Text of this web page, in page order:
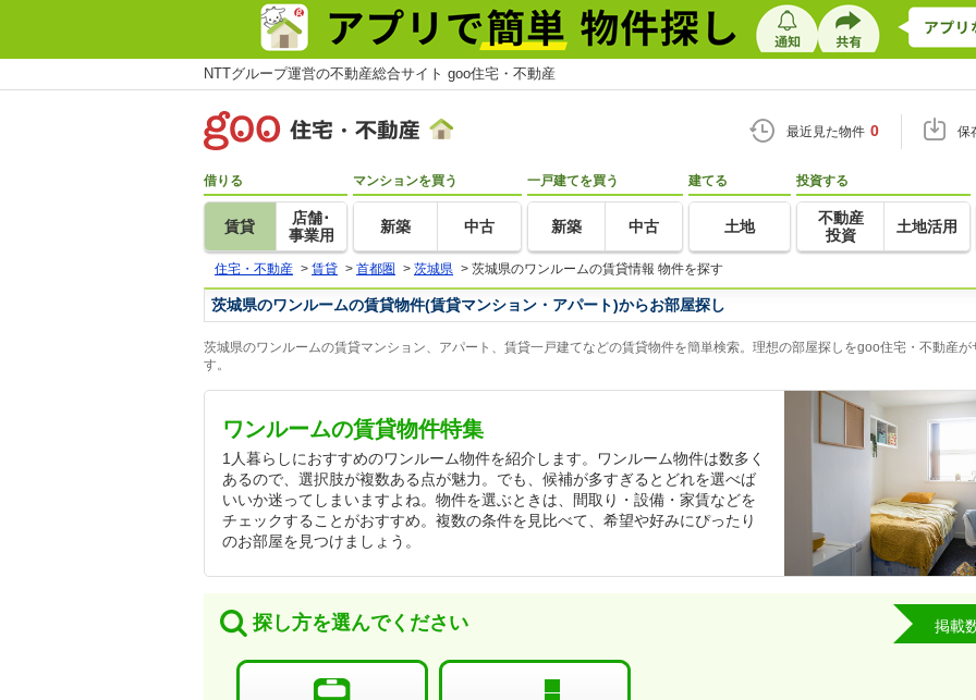
NTTグループ運営の不動産総合サイト goo住宅・不動産
最近見た物件 0 保
借りる
賃貸
店舗･
事業用
マンションを買う
新築 中古
一戸建てを買う
新築 中古
建てる
土地
投資する
不動産
投資
土地活用
住宅・不動産 > 賃貸 > 首都圏 > 茨城県 > 茨城県のワンルームの賃貸情報 物件を探す
茨城県のワンルームの賃貸物件(賃貸マンション・アパート)からお部屋探し
茨城県のワンルームの賃貸マンション、アパート、賃貸一戸建てなどの賃貸物件を簡単検索。理想の部屋探しをgoo住宅・不動産が
す。
ワンルームの賃貸物件特集
1人暮らしにおすすめのワンルーム物件を紹介します。ワンルーム物件は数多く
あるので、選択肢が複数ある点が魅力。でも、候補が多すぎるとどれを選べば
いいか迷ってしまいますよね。物件を選ぶときは、間取り・設備・家賃などを
チェックすることがおすすめ。複数の条件を見比べて、希望や好みにぴったり
のお部屋を見つけましょう。
探し方を選んでください 掲載